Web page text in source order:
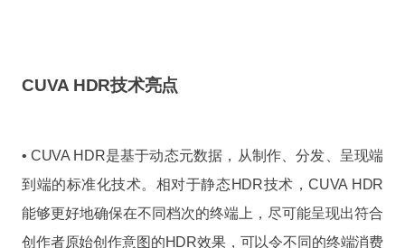
CUVA HDR技术亮点
• CUVA HDR是基于动态元数据，从制作、分发、呈现端
到端的标准化技术。相对于静态HDR技术，CUVA HDR
能够更好地确保在不同档次的终端上，尽可能呈现出符合
创作者原始创作意图的HDR效果，可以令不同的终端消费